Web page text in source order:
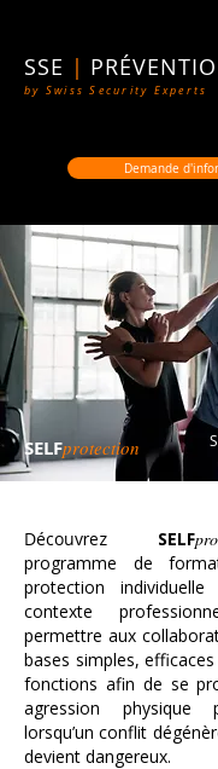
SSE |
by Swiss Security Experts
Demande
SELFprotection
Découvrez SELFpr
programme de
protection individuelle
contexte
permettre aux
bases simples,
fonctions afin de se
agression physique
lorsqu’un conflit
devient dangereux.